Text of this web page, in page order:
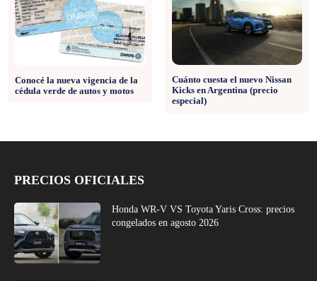
Conocé la nueva vigencia de la
cédula verde de autos y motos
Cuánto cuesta el nuevo Nissan
Kicks en Argentina (precio
especial)
PRECIOS OFICIALES
Honda WR-V VS Toyota Yaris Cross: precios
congelados en agosto 2026